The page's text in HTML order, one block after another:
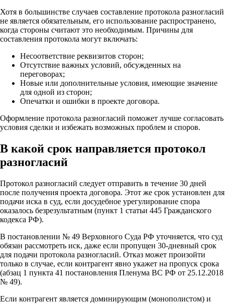
Хотя в большинстве случаев составление протокола разногласий
не является обязательным, его использование распространено,
когда стороны считают это необходимым. Причины для
составления протокола могут включать:
Несоответствие реквизитов сторон;
Отсутствие важных условий, обсужденных на
переговорах;
Новые или дополнительные условия, имеющие значение
для одной из сторон;
Опечатки и ошибки в проекте договора.
Оформление протокола разногласий поможет лучше согласовать
условия сделки и избежать возможных проблем и споров.
В какой срок направляется протокол
разногласий
Протокол разногласий следует отправить в течение 30 дней
после получения проекта договора. Этот же срок установлен для
подачи иска в суд, если досудебное урегулирование спора
оказалось безрезультатным (пункт 1 статьи 445 Гражданского
кодекса РФ).
В постановлении № 49 Верховного Суда РФ уточняется, что суд
обязан рассмотреть иск, даже если пропущен 30-дневный срок
для подачи протокола разногласий. Отказ может произойти
только в случае, если контрагент явно укажет на пропуск срока
(абзац 1 пункта 41 постановления Пленума ВС РФ от 25.12.2018
№ 49).
Если контрагент является доминирующим (монополистом) и